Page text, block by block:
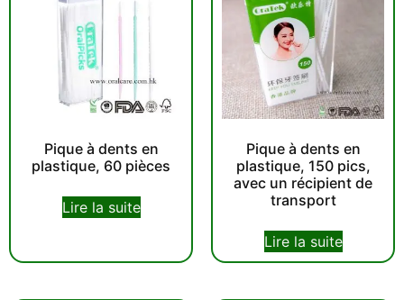
Pique à dents en
plastique, 60 pièces
Lire la suite
Pique à dents en
plastique, 150 pics,
avec un récipient de
transport
Lire la suite